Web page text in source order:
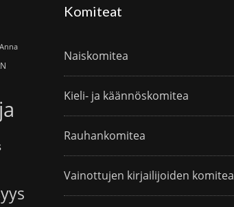
Anna
Komiteat
Naiskomitea
Kieli- ja käännöskomitea
Rauhankomitea
Vainottujen kirjailijoiden komitea